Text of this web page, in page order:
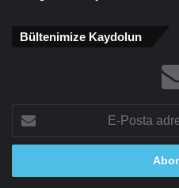
Bültenimize Kaydolun
Posta
adresinizi